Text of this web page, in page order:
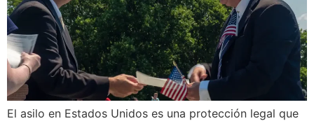
El asilo en Estados Unidos es una protección legal que